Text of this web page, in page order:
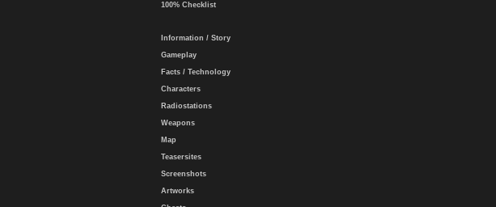
100% Checklist
Information / Story
Gameplay
Facts / Technology
Characters
Radiostations
Weapons
Map
Teasersites
Screenshots
Artworks